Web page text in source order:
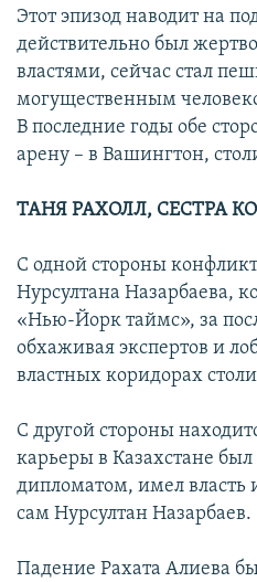
Этот эпизод наводит на
действительно был
властями, сейчас стал
могущественным
В последние годы обе
арену – в Вашингтон,
ТАНЯ РАХОЛЛ, СЕСТРА
С одной стороны
Нурсултана Назарбаева,
«Нью-Йорк таймс», за
обхаживая экспертов и
властных коридорах
С другой стороны
карьеры в Казахстане
дипломатом, имел власть
сам Нурсултан Назарбаев.
Падение Рахата Алиева